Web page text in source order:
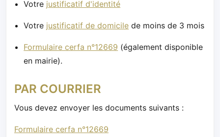
Votre justificatif d'identité
Votre justificatif de domicile de moins de 3 mois
Formulaire cerfa n°12669 (également disponible
en mairie).
PAR COURRIER
Vous devez envoyer les documents suivants :
Formulaire cerfa n°12669